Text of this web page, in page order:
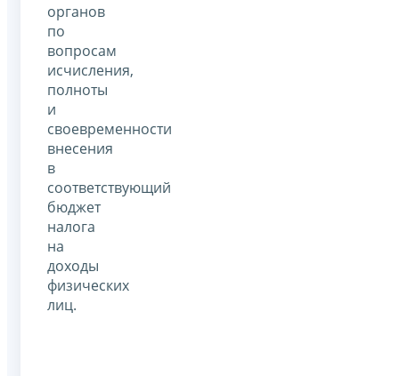
органов
по
вопросам
исчисления,
полноты
и
своевременности
внесения
в
соответствующий
бюджет
налога
на
доходы
физических
лиц.